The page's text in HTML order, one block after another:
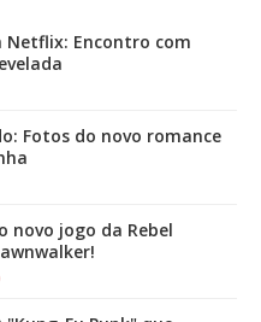
Netflix: Encontro com
Fotos do novo romance
novo jogo da Rebel